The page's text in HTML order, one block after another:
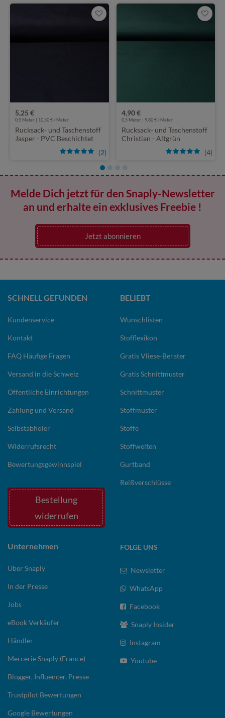
(2)
5,25 €
0,5 Meter | 10,50 € / Meter
Rucksack- und Taschenstoff
Jasper - PVC Beschichtet
(4)
4,90 €
0,5 Meter | 9,80 € / Meter
Rucksack- und Taschenstoff
Christian - Altgrün
Melde Dich jetzt für den Snaply-Newsletter
an und erhalte ein exklusives Freebie !
Jetzt abonnieren
SCHNELL GEFUNDEN
Kundenservice
Kontakt
FAQ Häufige Fragen
Versand in die Schweiz
Öffentliche Einrichtungen
Zahlung und Versand
Selbstabholer
Widerrufsrecht
Bewertungsgewinnspiel
Bestellung
widerrufen
BELIEBT
Wunschlisten
Stofflexikon
Gratis Vliese-Berater
Gratis Schnittmuster
Schnittmuster
Stoffmuster
Stoffe
Stoffwelten
Gurtband
Reißverschlüsse
Unternehmen
Über Snaply
In der Presse
Jobs
eBook Verkäufer
Händler
Mercerie Snaply (France)
Blogger, Influencer, Presse
Trustpilot Bewertungen
Google Bewertungen
FOLGE UNS
Newsletter
WhatsApp
Facebook
Snaply Insider
Instagram
Youtube